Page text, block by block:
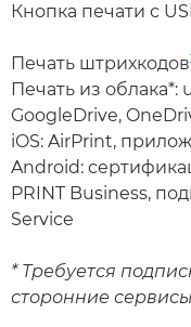
Кнопка печати с
Печать штрихкодов
Печать из облака*:
GoogleDrive,
iOS: AirPrint,
Android:
PRINT Business,
Service
* Требуется
сторонние сервисы